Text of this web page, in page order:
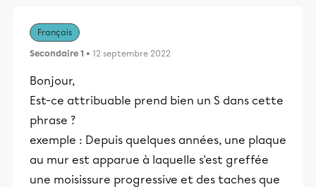
Français
Secondaire 1 • 12 septembre 2022
Bonjour,
Est-ce attribuable prend bien un S dans cette
phrase ?
exemple : Depuis quelques années, une plaque
au mur est apparue à laquelle s'est greffée
une moisissure progressive et des taches que